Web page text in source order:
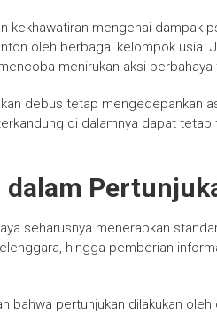
kekhawatiran mengenai dampak
oleh berbagai kelompok usia.
menirukan aksi
debus tetap mengedepankan
di dalamnya dapat
seharusnya menerapkan
hingga pemberian
bahwa pertunjukan dilakukan